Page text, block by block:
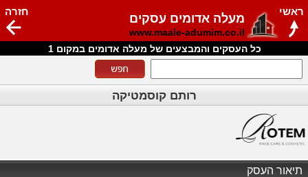
מעלה אדומים עסקים
www.maale-adumim.co.il
חזרה ראשי
כל העסקים והמבצעים של מעלה אדומים במקום 1
רותם קוסמטיקה
תיאור העסק